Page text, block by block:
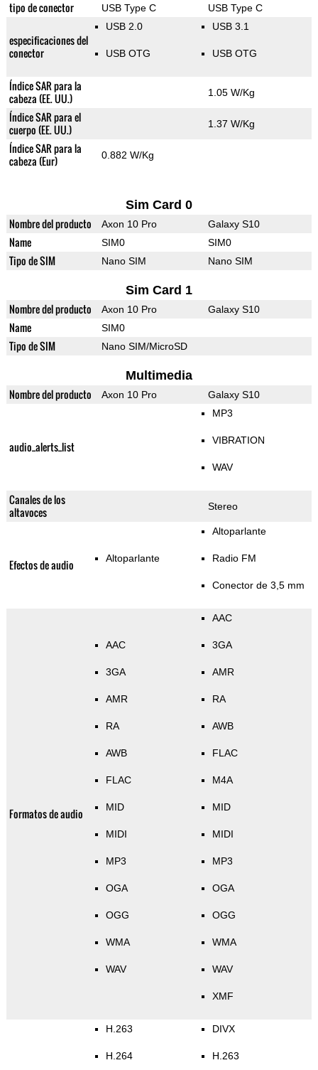
tipo de conector USB Type C USB Type C
especificaciones del
conector
USB 2.0
USB OTG
USB 3.1
USB OTG
Índice SAR para la
cabeza (EE. UU.)
1.05 W/Kg
Índice SAR para el
cuerpo (EE. UU.)
1.37 W/Kg
Índice SAR para la
cabeza (Eur)
0.882 W/Kg
Sim Card 0
Nombre del producto Axon 10 Pro Galaxy S10
Name SIM0 SIM0
Tipo de SIM Nano SIM Nano SIM
Sim Card 1
Nombre del producto Axon 10 Pro Galaxy S10
Name SIM0
Tipo de SIM Nano SIM/MicroSD
Multimedia
Nombre del producto Axon 10 Pro Galaxy S10
audio_alerts_list
MP3
VIBRATION
WAV
Canales de los
altavoces
Stereo
Efectos de audio Altoparlante
Altoparlante
Radio FM
Conector de 3,5 mm
Formatos de audio
AAC
3GA
AMR
RA
AWB
FLAC
MID
MIDI
MP3
OGA
OGG
WMA
WAV
AAC
3GA
AMR
RA
AWB
FLAC
M4A
MID
MIDI
MP3
OGA
OGG
WMA
WAV
XMF
H.263
H.264
DIVX
H.263